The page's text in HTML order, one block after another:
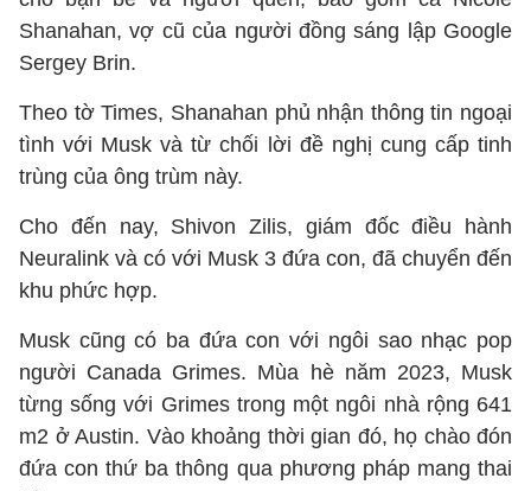
Shanahan, vợ cũ của người đồng sáng lập Google
Sergey Brin.
Theo tờ Times, Shanahan phủ nhận thông tin ngoại
tình với Musk và từ chối lời đề nghị cung cấp tinh
trùng của ông trùm này.
Cho đến nay, Shivon Zilis, giám đốc điều hành
Neuralink và có với Musk 3 đứa con, đã chuyển đến
khu phức hợp.
Musk cũng có ba đứa con với ngôi sao nhạc pop
người Canada Grimes. Mùa hè năm 2023, Musk
từng sống với Grimes trong một ngôi nhà rộng 641
m2 ở Austin. Vào khoảng thời gian đó, họ chào đón
đứa con thứ ba thông qua phương pháp mang thai